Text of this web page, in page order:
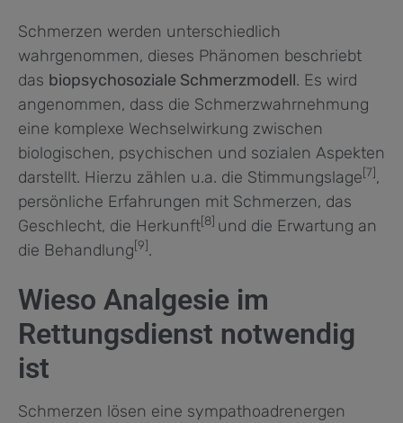
Schmerzen werden unterschiedlich
wahrgenommen, dieses Phänomen beschriebt
das biopsychosoziale Schmerzmodell. Es wird
angenommen, dass die Schmerzwahrnehmung
eine komplexe Wechselwirkung zwischen
biologischen, psychischen und sozialen Aspekten
darstellt. Hierzu zählen u.a. die Stimmungslage[7],
persönliche Erfahrungen mit Schmerzen, das
Geschlecht, die Herkunft[8] und die Erwartung an
die Behandlung[9].
Wieso Analgesie im
Rettungsdienst notwendig
ist
Schmerzen lösen eine sympathoadrenergen